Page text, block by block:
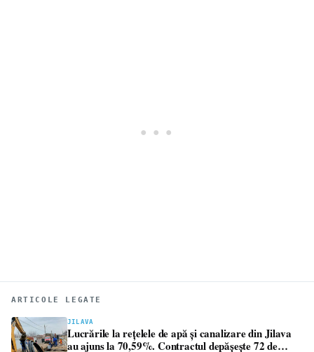
ARTICOLE LEGATE
JILAVA
Lucrările la rețelele de apă și canalizare din Jilava
au ajuns la 70,59%. Contractul depășește 72 de